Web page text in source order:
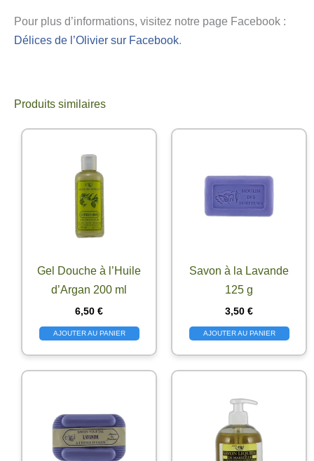
Pour plus d’informations, visitez notre page Facebook :
Délices de l’Olivier sur Facebook.
Produits similaires
Gel Douche à l’Huile
d’Argan 200 ml
6,50 €
AJOUTER AU PANIER
Savon à la Lavande
125 g
3,50 €
AJOUTER AU PANIER